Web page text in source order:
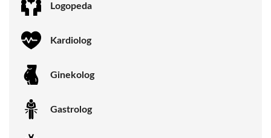
Logopeda
Kardiolog
Ginekolog
Gastrolog